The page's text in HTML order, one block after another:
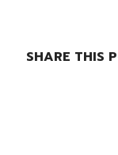
SHARE THIS